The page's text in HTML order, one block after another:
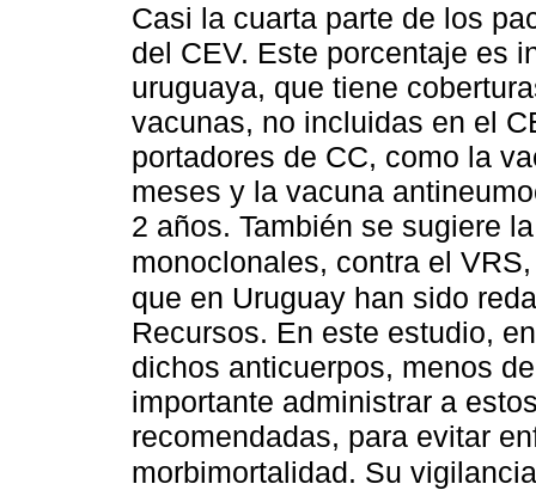
Casi la cuarta parte de los
del CEV. Este porcentaje es
uruguaya, que tiene
vacunas, no incluidas en el
portadores de CC, como la
meses y la vacuna
2 años. También se sugiere
monoclonales, contra el
que en Uruguay han sido
Recursos. En este estudio,
dichos anticuerpos, menos
importante administrar a
recomendadas, para evitar
morbimortalidad. Su